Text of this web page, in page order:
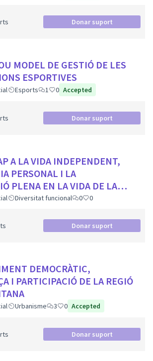
Donar suport
MODEL DE GESTIÓ DE LES
ESPORTIVES
Esports 1 0 Accepted
Donar suport
A LA VIDA INDEPENDENT,
PERSONAL I LA
PLENA EN LA VIDA DE LA
Diversitat funcional 0 0
Donar suport
DEMOCRÀTIC,
I PARTICIPACIÓ DE LA REGIÓ
Urbanisme 3 0 Accepted
Donar suport